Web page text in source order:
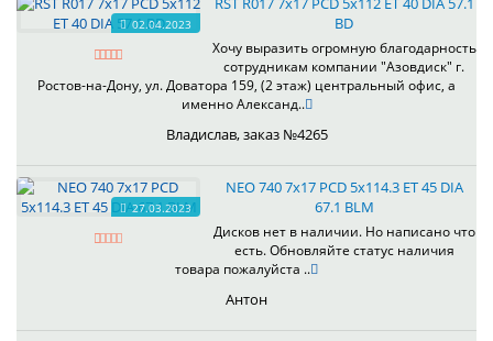
02.04.2023
BD
Хочу выразить огромную благодарность
сотрудникам компании "Азовдиск" г.
Ростов-на-Дону, ул. Доватора 159, (2 этаж) центральный офис, а
именно Александ..
Владислав, заказ №4265
27.03.2023
NEO 740 7x17 PCD 5x114.3 ET 45 DIA
67.1 BLM
Дисков нет в наличии. Но написано что
есть. Обновляйте статус наличия
товара пожалуйста ..
Антон